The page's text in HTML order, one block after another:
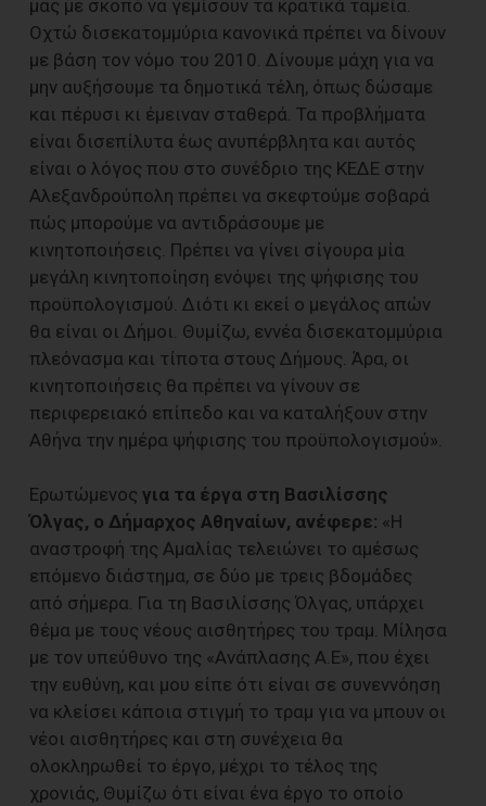
μας με σκοπό να γεμίσουν τα κρατικά ταμεία.
Οχτώ δισεκατομμύρια κανονικά πρέπει να δίνουν
με βάση τον νόμο του 2010. Δίνουμε μάχη για να
μην αυξήσουμε τα δημοτικά τέλη, όπως δώσαμε
και πέρυσι κι έμειναν σταθερά. Τα προβλήματα
είναι δισεπίλυτα έως ανυπέρβλητα και αυτός
είναι ο λόγος που στο συνέδριο της ΚΕΔΕ στην
Αλεξανδρούπολη πρέπει να σκεφτούμε σοβαρά
πώς μπορούμε να αντιδράσουμε με
κινητοποιήσεις. Πρέπει να γίνει σίγουρα μία
μεγάλη κινητοποίηση ενόψει της ψήφισης του
προϋπολογισμού. Διότι κι εκεί ο μεγάλος απών
θα είναι οι Δήμοι. Θυμίζω, εννέα δισεκατομμύρια
πλεόνασμα και τίποτα στους Δήμους. Άρα, οι
κινητοποιήσεις θα πρέπει να γίνουν σε
περιφερειακό επίπεδο και να καταλήξουν στην
Αθήνα την ημέρα ψήφισης του προϋπολογισμού».
Ερωτώμενος για τα έργα στη Βασιλίσσης
Όλγας, ο Δήμαρχος Αθηναίων, ανέφερε: «Η
αναστροφή της Αμαλίας τελειώνει το αμέσως
επόμενο διάστημα, σε δύο με τρεις βδομάδες
από σήμερα. Για τη Βασιλίσσης Όλγας, υπάρχει
θέμα με τους νέους αισθητήρες του τραμ. Μίλησα
με τον υπεύθυνο της «Ανάπλασης Α.Ε», που έχει
την ευθύνη, και μου είπε ότι είναι σε συνεννόηση
να κλείσει κάποια στιγμή το τραμ για να μπουν οι
νέοι αισθητήρες και στη συνέχεια θα
ολοκληρωθεί το έργο, μέχρι το τέλος της
χρονιάς, Θυμίζω ότι είναι ένα έργο το οποίο